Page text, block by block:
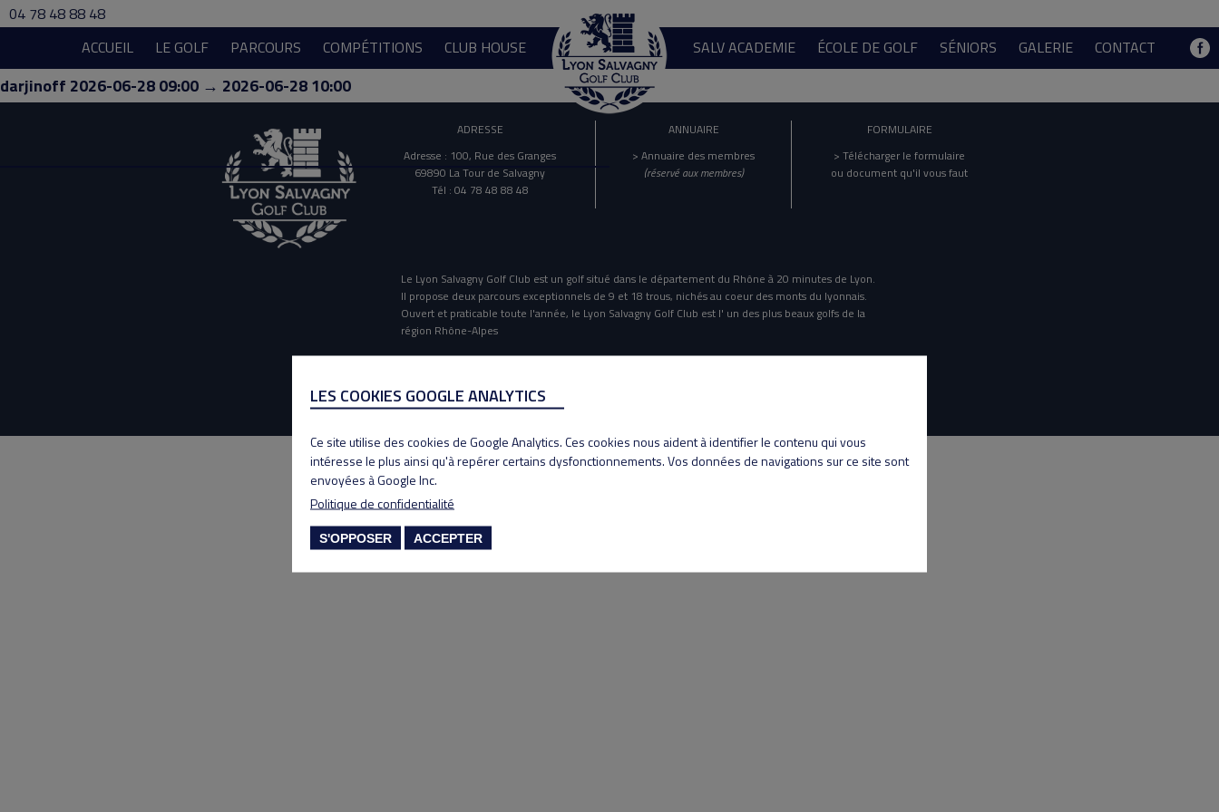
04 78 48 88 48
ACCUEIL
LE GOLF PARCOURS COMPÉTITIONS CLUB HOUSE SALV ACADEMIE ÉCOLE DE GOLF SÉNIORS GALERIE CONTACT
darjinoff 2026-06-28 09:00 → 2026-06-28 10:00
ADRESSE
Adresse : 100, Rue des Granges
69890 La Tour de Salvagny
Tél : 04 78 48 88 48
ANNUAIRE
> Annuaire des membres
(réservé aux membres)
FORMULAIRE
> Télécharger le formulaire
ou document qu'il vous faut
Le Lyon Salvagny Golf Club est un golf situé dans le département du Rhône à 20 minutes de Lyon.
Il propose deux parcours exceptionnels de 9 et 18 trous, nichés au coeur des monts du lyonnais.
Ouvert et praticable toute l'année, le Lyon Salvagny Golf Club est l' un des plus beaux golfs de la
région Rhône-Alpes
Copyright 2020 Lyon Salvagny golf club
LES COOKIES GOOGLE ANALYTICS
Ce site utilise des cookies de Google Analytics. Ces cookies nous aident à identifier le contenu qui vous
intéresse le plus ainsi qu'à repérer certains dysfonctionnements. Vos données de navigations sur ce site sont
envoyées à Google Inc.
Politique de confidentialité
S'OPPOSER ACCEPTER